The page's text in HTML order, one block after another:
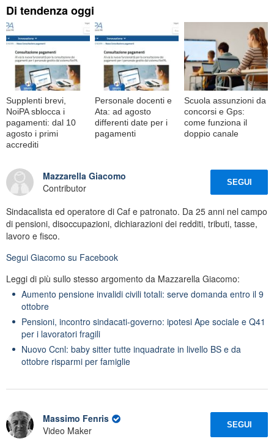
Di tendenza oggi
Supplenti brevi,
NoiPA sblocca i
pagamenti: dal 10
agosto i primi
accrediti
Personale docenti e
Ata: ad agosto
differenti date per i
pagamenti
Scuola assunzioni da
concorsi e Gps:
come funziona il
doppio canale
Mazzarella Giacomo
Contributor
SEGUI
Sindacalista ed operatore di Caf e patronato. Da 25 anni nel campo
di pensioni, disoccupazioni, dichiarazioni dei redditi, tributi, tasse,
lavoro e fisco.
Segui Giacomo su Facebook
Leggi di più sullo stesso argomento da Mazzarella Giacomo:
Aumento pensione invalidi civili totali: serve domanda entro il 9
ottobre
Pensioni, incontro sindacati-governo: ipotesi Ape sociale e Q41
per i lavoratori fragili
Nuovo Ccnl: baby sitter tutte inquadrate in livello BS e da
ottobre risparmi per famiglie
Massimo Fenris
Video Maker
SEGUI